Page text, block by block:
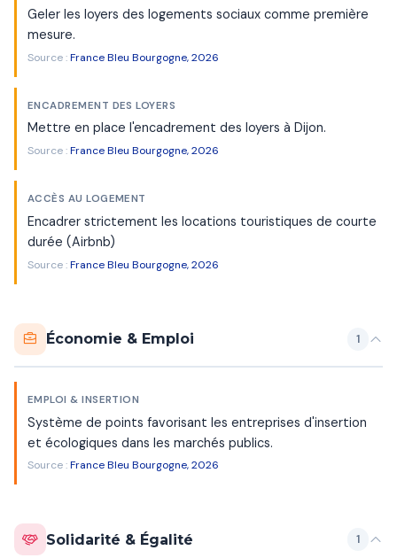
Geler les loyers des logements sociaux comme première
mesure.
Source :France Bleu Bourgogne, 2026
ENCADREMENT DES LOYERS
Mettre en place l'encadrement des loyers à Dijon.
Source :France Bleu Bourgogne, 2026
ACCÈS AU LOGEMENT
Encadrer strictement les locations touristiques de courte
durée (Airbnb)
Source :France Bleu Bourgogne, 2026
Économie & Emploi 1
EMPLOI & INSERTION
Système de points favorisant les entreprises d'insertion
et écologiques dans les marchés publics.
Source :France Bleu Bourgogne, 2026
Solidarité & Égalité 1